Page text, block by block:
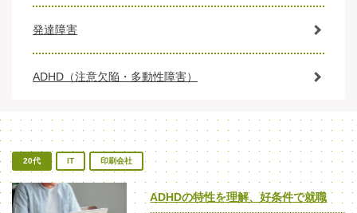
発達障害
ADHD（注意欠陥・多動性障害）
20代 IT 印刷会社
ADHDの特性を理解、好条件で就職